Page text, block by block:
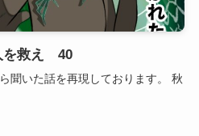
を救え 40
聞いた話を再現しております。 秋